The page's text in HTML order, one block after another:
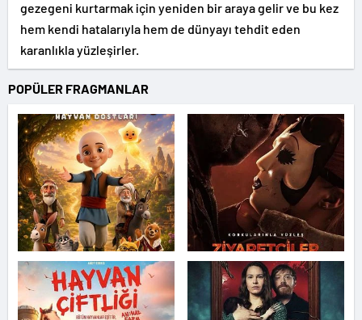
gezegeni kurtarmak için yeniden bir araya gelir ve bu kez
hem kendi hatalarıyla hem de dünyayı tehdit eden
karanlıkla yüzleşirler.
POPÜLER FRAGMANLAR